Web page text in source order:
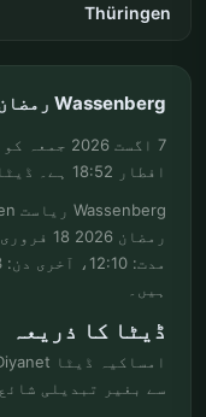
Thüringen
Wassenberg رمضان امساکیہ 2026
افطار 18:52 ہے۔ ڈیٹا Diyanet سے ہے۔
ہیں۔
ڈیٹا کا ذریعہ
سے بغیر تبدیلی